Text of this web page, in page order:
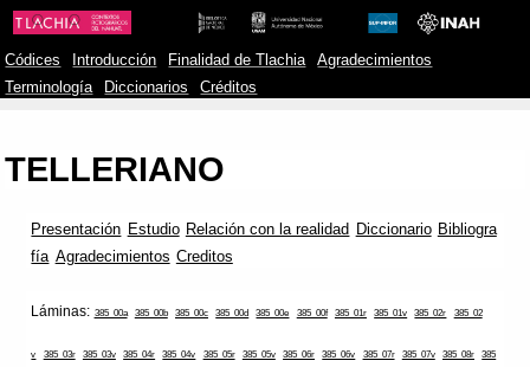
Códices Introducción Finalidad de Tlachia
Agradecimientos
Terminología
Diccionarios Créditos
TELLERIANO
Presentación Estudio Relación con la realidad Diccionario Bibliogra
fía Agradecimientos Creditos
Láminas: 385_00a 385_00b 385_00c 385_00d 385_00e 385_00f 385_01r 385_01v 385_02r 385_02
v 385_03r 385_03v 385_04r 385_04v 385_05r 385_05v 385_06r 385_06v 385_07r 385_07v 385_08r 385